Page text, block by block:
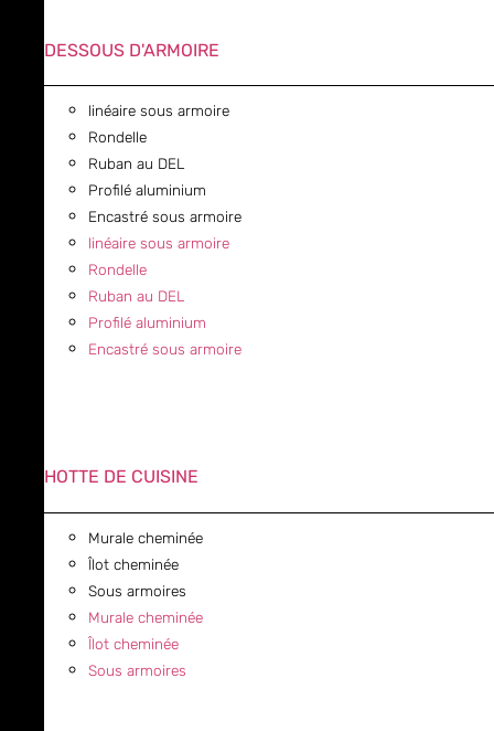
DESSOUS D'ARMOIRE
linéaire sous armoire
Rondelle
Ruban au DEL
Profilé aluminium
Encastré sous armoire
linéaire sous armoire
Rondelle
Ruban au DEL
Profilé aluminium
Encastré sous armoire
HOTTE DE CUISINE
Murale cheminée
Îlot cheminée
Sous armoires
Murale cheminée
Îlot cheminée
Sous armoires